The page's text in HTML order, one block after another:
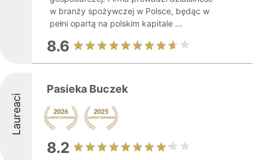
w branży spożywczej w Polsce, będąc w
pełni opartą na polskim kapitale ...
8.6
Laureaci
Pasieka Buczek
8.2